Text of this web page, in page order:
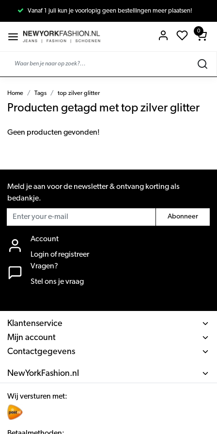
Vanaf 1 juli kun je voorlopig geen bestellingen meer plaatsen!
0
Home Tags top zilver glitter
Producten getagd met top zilver glitter
Geen producten gevonden!
Meld je aan voor de newsletter & ontvang korting als
bedankje.
Abonneer
Account
Login of registreer
Vragen?
Stel ons je vraag
Klantenservice
Mijn account
Contactgegevens
NewYorkFashion.nl
Wij versturen met: